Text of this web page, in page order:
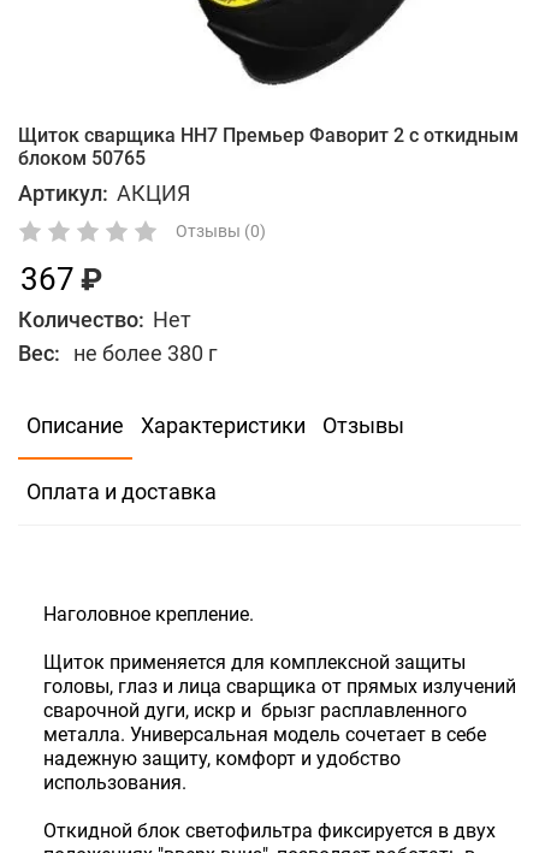
Щиток сварщика HH7 Премьер Фаворит 2 с откидным
блоком 50765
Артикул: АКЦИЯ
Отзывы (0)
367
Количество: Нет
Вес:
не более 380 г
367
Количество: Нет
Описание Характеристики Отзывы
Оплата и доставка
Наголовное крепление.
Щиток применяется для комплексной защиты
головы, глаз и лица сварщика от прямых излучений
сварочной дуги, искр и брызг расплавленного
металла. Универсальная модель сочетает в себе
надежную защиту, комфорт и удобство
использования.
Откидной блок светофильтра фиксируется в двух